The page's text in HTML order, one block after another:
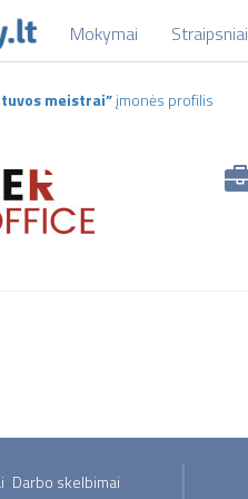
Mokymai Straipsniai
meistrai”įmonės profilis
Darbo skelbimai